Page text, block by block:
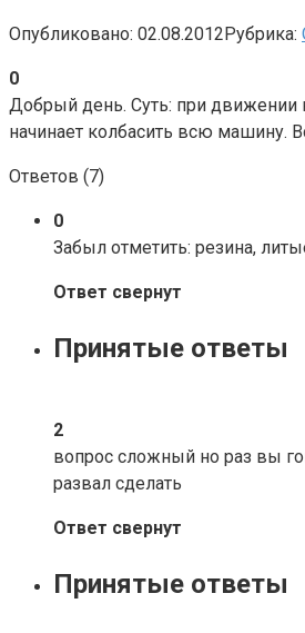
Опубликовано: 02.08.2012Рубрика:
0
Добрый день. Суть: при движении
начинает колбасить всю машину.
Ответов (7)
0
Забыл отметить: резина,
Ответ свернут
Принятые ответы
2
вопрос сложный но раз вы
развал сделать
Ответ свернут
Принятые ответы